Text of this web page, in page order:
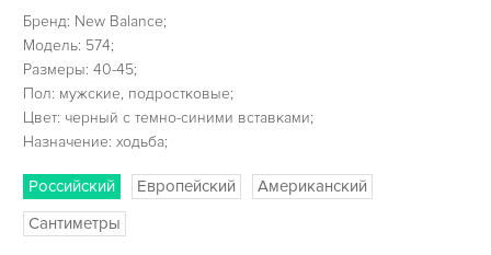
Бренд: New Balance;
Модель: 574;
Размеры: 40-45;
Пол: мужские, подростковые;
Цвет: черный с темно-синими вставками;
Назначение: ходьба;
Российский Европейский
Американский
Сантиметры